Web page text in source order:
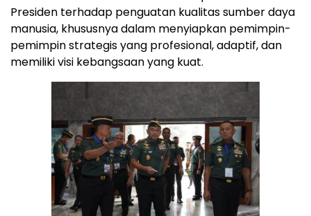
Presiden terhadap penguatan kualitas sumber daya
manusia, khususnya dalam menyiapkan pemimpin-
pemimpin strategis yang profesional, adaptif, dan
memiliki visi kebangsaan yang kuat.